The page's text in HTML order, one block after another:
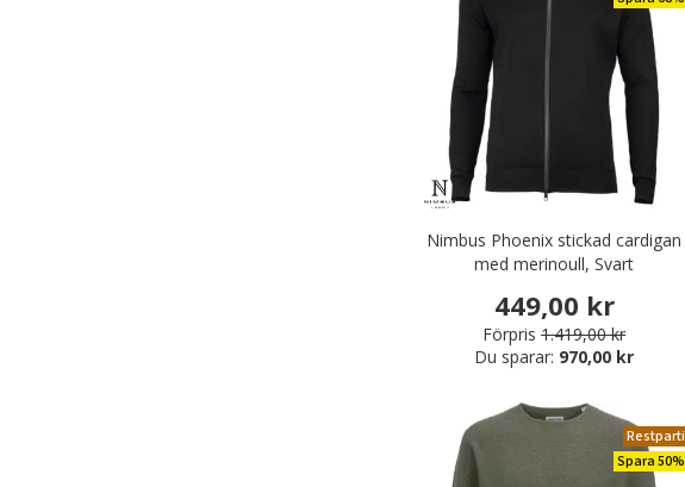
Nimbus Phoenix stickad cardigan
med merinoull, Svart
449,00 kr
Förpris 1.419,00 kr
Du sparar: 970,00 kr
Restparti
Spara 50%